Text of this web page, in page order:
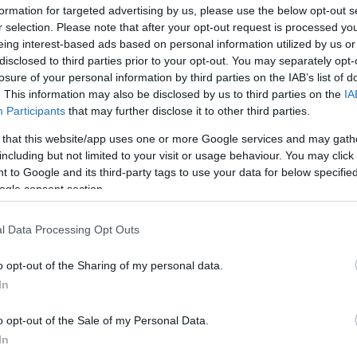
for targeted advertising by us, please use the below opt-out
selection. Please note that after your opt-out request is processed
interest-based ads based on personal information utilized by us
to third parties prior to your opt-out. You may separately
of your personal information by third parties on the IAB’s list of
This information may also be disclosed by us to third parties on the
Participants that may further disclose it to other third parties.
that this website/app uses one or more Google services and may
but not limited to your visit or usage behaviour. You may
to Google and its third-party tags to use your data for below
consent section.
Data Processing Opt Outs
opt-out of the Sharing of my personal data.
opt-out of the Sale of my Personal Data.
παρατάξεις. Αυτά στην Αθήνα.
η Λαϊκή Συσπείρωση τυγχάνει να είναι δημοτική αρχή;
οι –μόλις τρεις- δημοτικές παρατάξεις της
της δημαρχιακής θητείας ο Δήμαρχος Πατρέων
Επανειλημμένα αιτήματα, ακόμα και για προσωρινή
τοίχο.
ζητήσει συγκεκριμένα το κτίριο των Παλαιών
χρήσης- και αντί απάντησης εισπράττει
θα δώσουμε στο ιστορικό κτίσμα ζωή, προφανώς και θα
αξιοποίησης. Κι όμως όχι, η Λαϊκή Συσπείρωση
ευεργετείται και απολαμβάνει προνομίων, στην
Στην ίδια χώρα βρισκόμαστε, το ίδιο
διοικούμαστε.
στην Αθήνα αποτελεί ένα από τα πρώτα δημόσια
μεταφέρθηκε εκεί από το Ναύπλιο. Εκεί
αργότερα στον ίδιο χώρο λειτούργησε το
παραχωρήθηκε στον Δήμο Αθηναίων από το Υπουργείο